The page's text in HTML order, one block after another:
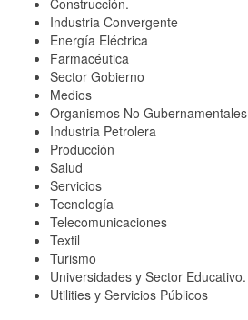
Industria Convergente
Energía Eléctrica
Farmacéutica
Sector Gobierno
Medios
Organismos No Gubernamentales
Industria Petrolera
Producción
Salud
Servicios
Tecnología
Telecomunicaciones
Textil
Turismo
Universidades y Sector Educativo.
Utilities y Servicios Públicos